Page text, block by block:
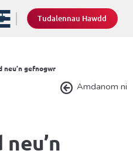
Tudalennau Hawdd
neu’n gefnogwr
Amdanom ni